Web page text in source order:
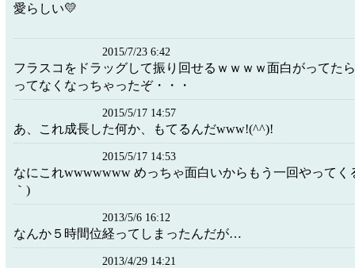
愛らしい💛
2015/7/23 6:42
フラスコをドラッグして振り回せるｗｗｗｗ面白がってた
ってなくなっちゃったぞ・・・
2015/5/17 14:57
あ、これ成長した何か、もてるんだwww!(^^)!
2015/5/17 14:53
なにこれwwwwwww めっちゃ面白いからもう一回やってく
｀)
2013/5/6 16:12
なんか５時間位経ってしまったんだが…
2013/4/29 14:21